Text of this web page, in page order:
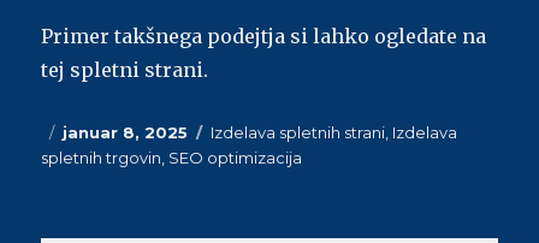
Primer takšnega podejtja si lahko ogledate na
tej spletni strani.
Posted
on
januar 8, 2025 Categories
Izdelava spletnih strani Izdelava
spletnih trgovin SEO optimizacija